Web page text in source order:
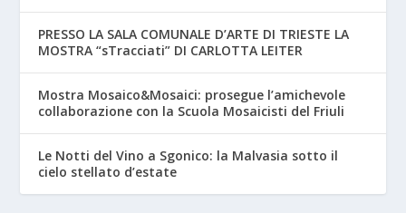
PRESSO LA SALA COMUNALE D’ARTE DI TRIESTE LA
MOSTRA “sTracciati” DI CARLOTTA LEITER
Mostra Mosaico&Mosaici: prosegue l’amichevole
collaborazione con la Scuola Mosaicisti del Friuli
Le Notti del Vino a Sgonico: la Malvasia sotto il
cielo stellato d’estate